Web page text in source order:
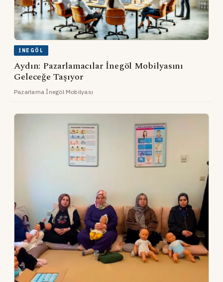
İNEGÖL
Aydın: Pazarlamacılar İnegöl Mobilyasını
Geleceğe Taşıyor
Pazarlama İnegöl Mobilyası